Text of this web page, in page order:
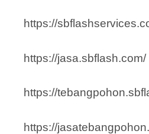
https://
https://jasa.sbflash.com/
https://
https://